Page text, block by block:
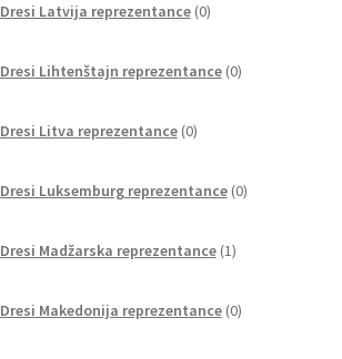
Dresi Latvija reprezentance 0izdelkov
Dresi Lihtenštajn reprezentance 0izdelkov
Dresi Litva reprezentance 0izdelkov
Dresi Luksemburg reprezentance 0izdelkov
Dresi Madžarska reprezentance 1izdelek
Dresi Makedonija reprezentance 0izdelkov